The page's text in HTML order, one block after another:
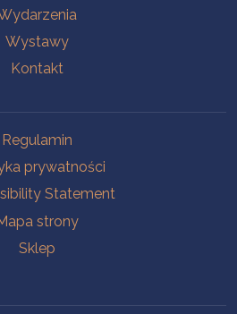
Wystawy
Kontakt
Regulamin
prywatności
Statement
strony
Sklep